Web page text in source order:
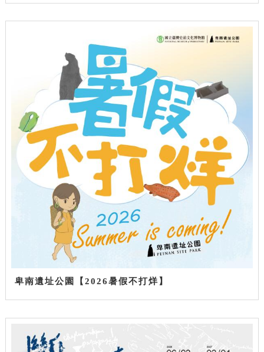
卑南遺址公園【2026暑假不打烊】